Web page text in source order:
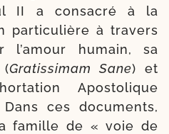
II a consa­cré à la
par­ti­cu­lière à tra­vers
l’amour humain, sa
(Gratissimam Sane) et
Apostolique
Dans ces docu­ments,
famille de « voie de